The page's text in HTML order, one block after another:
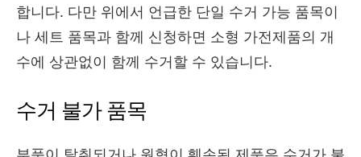
합니다. 다만 위에서 언급한 단일 수거 가능 품목이
나 세트 품목과 함께 신청하면 소형 가전제품의 개
수에 상관없이 함께 수거할 수 있습니다.
수거 불가 품목